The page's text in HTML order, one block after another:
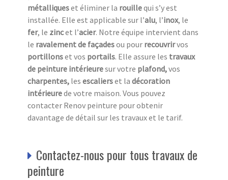
métalliqueset éliminer la rouillequi s’y est
installée. Elle est applicable sur l’alu, l’inox, le
fer, le zincet l’acier. Notre équipe intervient dans
le ravalement de façadesou pour recouvrirvos
portillonset vos portails. Elle assure les travaux
de peinture intérieuresur votre plafond,vos
charpentes, les escalierset la décoration
intérieurede votre maison. Vous pouvez
contacter Renov peinture pour obtenir
davantage de détail sur les travaux et le tarif.
Contactez-nous pour tous travaux de
peinture